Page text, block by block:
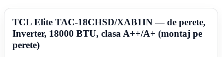
TCL Elite TAC-18CHSD/XAB1IN — de perete,
Inverter, 18000 BTU, clasa A++/A+ (montaj pe
perete)